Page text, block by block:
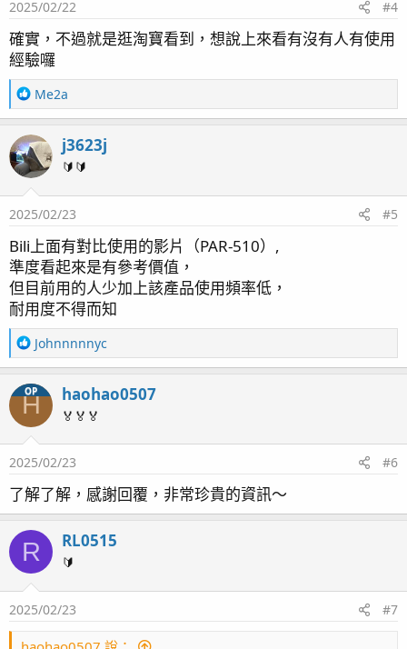
n
：
2025/02/22 #4
確實，不過就是逛淘寶看到，想說上來看有沒有人有使用
經驗囉
R
e
c
t
i
o
n
：
Me2a
j3623j
🔰🔰
2025/02/23 #5
Bili上面有對比使用的影片（PAR-510）,
準度看起來是有參考價值，
但目前用的人少加上該產品使用頻率低，
耐用度不得而知
R
e
c
t
i
o
n
：
Johnnnnnyc
OP
H haohao0507
🏅🏅🏅
2025/02/23 #6
了解了解，感謝回覆，非常珍貴的資訊～
R RL0515
🔰
2025/02/23 #7